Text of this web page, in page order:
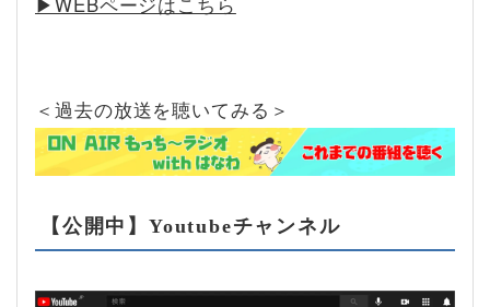
＜過去の放送を聴いてみる＞
【公開中】Youtubeチャンネル